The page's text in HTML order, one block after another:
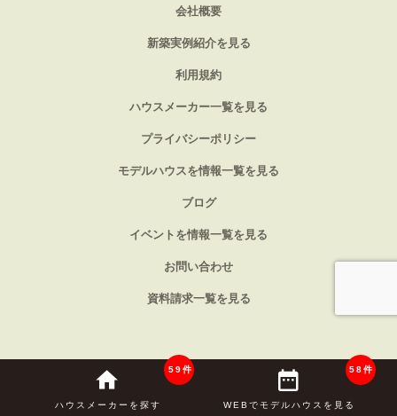
会社概要
新築実例紹介を見る
利用規約
ハウスメーカー一覧を見る
プライバシーポリシー
モデルハウスを情報一覧を見る
ブログ
イベントを情報一覧を見る
お問い合わせ
資料請求一覧を見る
ハウスメーカーを探す
59件
WEBでモデルハウスを見る
58件
くまもとの家と暮らし 2026 All_rights_reserved.